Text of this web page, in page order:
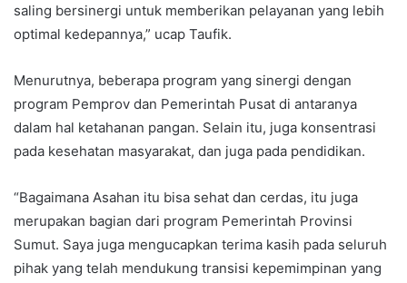
saling bersinergi untuk memberikan pelayanan yang lebih
optimal kedepannya,” ucap Taufik.
Menurutnya, beberapa program yang sinergi dengan
program Pemprov dan Pemerintah Pusat di antaranya
dalam hal ketahanan pangan. Selain itu, juga konsentrasi
pada kesehatan masyarakat, dan juga pada pendidikan.
“Bagaimana Asahan itu bisa sehat dan cerdas, itu juga
merupakan bagian dari program Pemerintah Provinsi
Sumut. Saya juga mengucapkan terima kasih pada seluruh
pihak yang telah mendukung transisi kepemimpinan yang